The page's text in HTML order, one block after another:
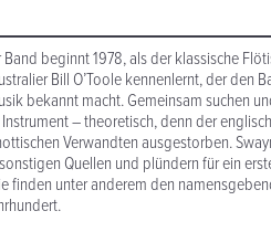
Band beginnt 1978, als der klassische
Bill O’Toole kennenlernt, der
bekannt macht. Gemeinsam suchen
– theoretisch, denn der
Verwandten ausgestorben.
Quellen und plündern für ein
finden unter anderem den